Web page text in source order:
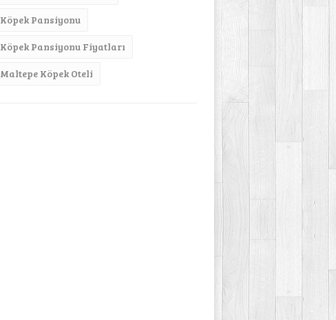
Köpek Pansiyonu
Köpek Pansiyonu Fiyatları
Maltepe Köpek Oteli